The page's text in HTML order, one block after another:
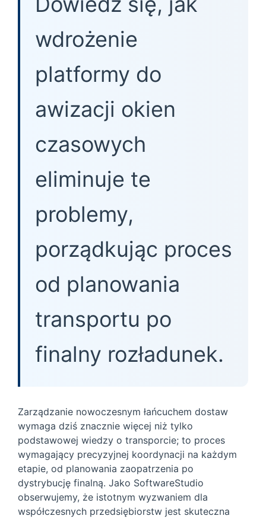
wdrożenie
platformy do
awizacji okien
czasowych
eliminuje te
problemy,
porządkując proces
od planowania
transportu po
finalny rozładunek.
Zarządzanie nowoczesnym łańcuchem dostaw
wymaga dziś znacznie więcej niż tylko
podstawowej wiedzy o transporcie; to proces
wymagający precyzyjnej koordynacji na każdym
etapie, od planowania zaopatrzenia po
dystrybucję finalną. Jako SoftwareStudio
obserwujemy, że istotnym wyzwaniem dla
współczesnych przedsiębiorstw jest skuteczna